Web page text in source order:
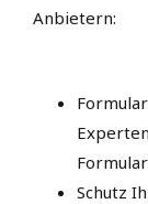
Anbietern:
Schutz